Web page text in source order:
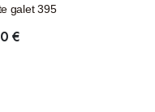
galet 395
€